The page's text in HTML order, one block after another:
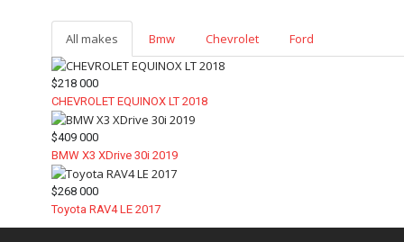
All makes Bmw Chevrolet Ford
$218 000
CHEVROLET EQUINOX LT 2018
$409 000
BMW X3 XDrive 30i 2019
$268 000
Toyota RAV4 LE 2017